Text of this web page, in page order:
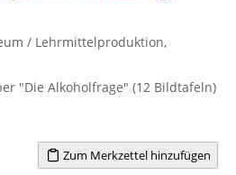
/ Lehrmittelproduktion,
"Die Alkoholfrage" (12 Bildtafeln)
Zum Merkzettel hinzufügen